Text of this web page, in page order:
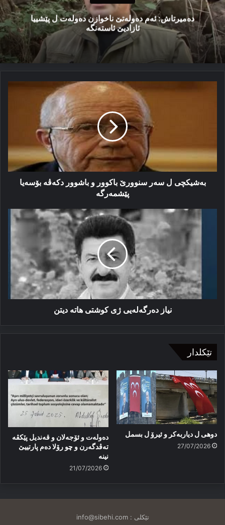
دەمیرتاش: ئەم دەولەتێ ناخوازن دەولەت ل پێشییا
ئازادیێ ئاستەنگە
بەشیکچی
باشوور
دکەڤە
بۆسەیا
پێشمەرگە
بەشیکچی ل سەر سنوورێ باکوور و باشوور دکەڤە بۆسەیا
پێشمەرگە
نیاز
ده‌رگه‌له‌یی
کوشتی
نیاز ده‌رگه‌له‌یی ژی کوشتی هاتە دیتن
تێکلدار
دوهی ل دیاربەکر و ئیرۆ ل بسمل
27/07/2026
دەولەت و ئۆجەلان و قەندیل پێکڤە
تەڤدگەرن و چو رۆلا دەم پارتییێ
نینە
21/07/2026
تێکلی :info@sibehi.com